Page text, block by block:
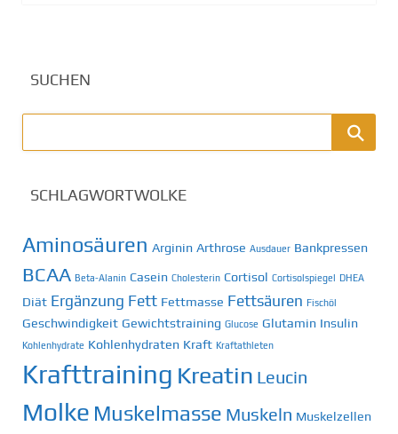
SUCHEN
SCHLAGWORTWOLKE
Aminosäuren Arginin Arthrose Ausdauer Bankpressen
BCAA Beta-Alanin Casein Cholesterin Cortisol Cortisolspiegel DHEA
Diät Ergänzung Fett Fettmasse Fettsäuren Fischöl
Geschwindigkeit Gewichtstraining Glucose Glutamin Insulin
Kohlenhydrate Kohlenhydraten Kraft Kraftathleten
Krafttraining Kreatin Leucin
Molke Muskelmasse Muskeln Muskelzellen